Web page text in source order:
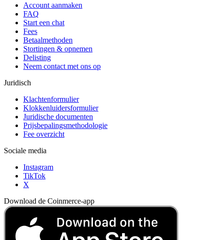
Account aanmaken
FAQ
Start een chat
Fees
Betaalmethoden
Stortingen & opnemen
Delisting
Neem contact met ons op
Juridisch
Klachtenformulier
Klokkenluidersformulier
Juridische documenten
Prijsbepalingsmethodologie
Fee overzicht
Sociale media
Instagram
TikTok
X
Download de Coinmerce-app